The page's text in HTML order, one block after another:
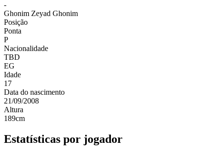
-
Ghonim Zeyad Ghonim
Posição
Ponta
P
Nacionalidade
TBD
EG
Idade
17
Data do nascimento
21/09/2008
Altura
189cm
Estatísticas por jogador